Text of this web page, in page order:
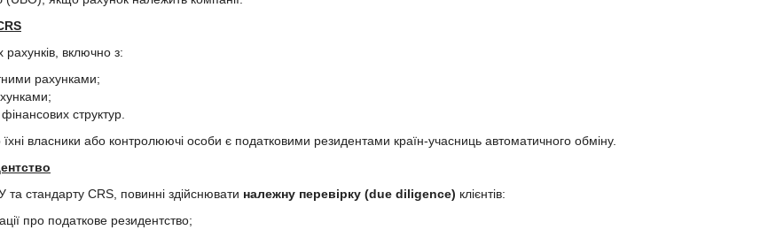
включно з:
рахунками;
структур.
їхні власники або контролюючі особи є податковими резидентами країн-учасниць автоматичного обміну.
та стандарту CRS, повинні здійснювати належну перевірку (due diligence) клієнтів:
про податкове резидентство;